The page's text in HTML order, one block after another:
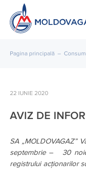
Pagina principală –
22 IUNIE 2020
AVIZ DE
SA „MOLDOVAGAZ”
septembrie – 30
registrului acționarilor